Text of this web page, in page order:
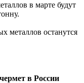
в марте будут
металлов останутся
в России